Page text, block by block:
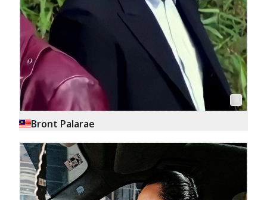
Bront Palarae